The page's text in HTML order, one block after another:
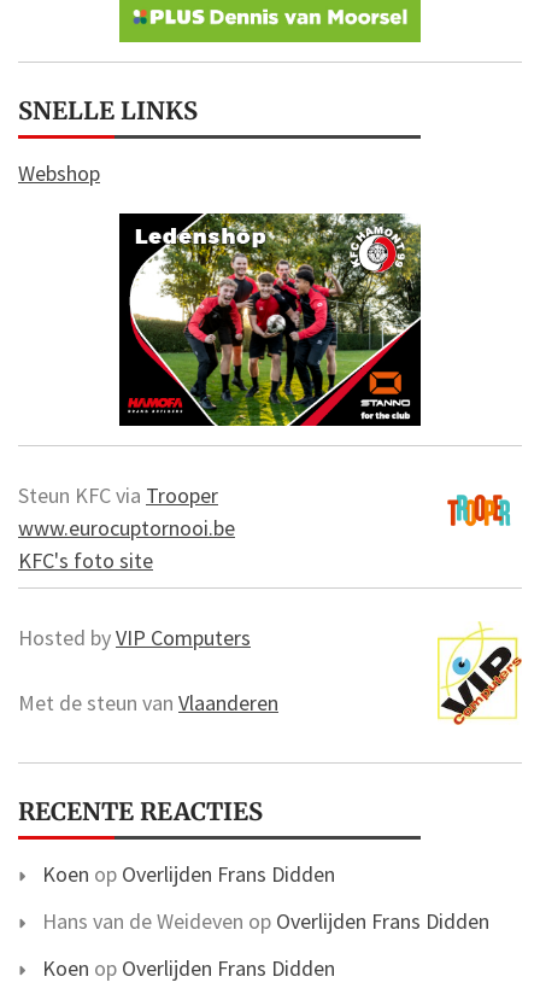
SNELLE LINKS
Webshop
Steun KFC via Trooper
www.eurocuptornooi.be
KFC's foto site
Hosted byVIP Computers
Met de steun van Vlaanderen
RECENTE REACTIES
Koen op Overlijden Frans Didden
Hans van de Weideven op Overlijden Frans Didden
Koen op Overlijden Frans Didden